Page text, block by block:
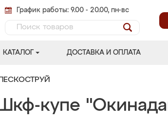
График работы: 9.00 - 20.00, пн-вс
КАТАЛОГ ДОСТАВКА И ОПЛАТА
Шкф-купе